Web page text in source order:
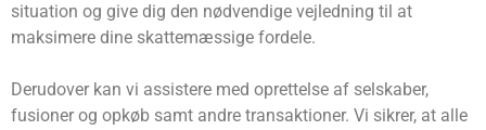
situation og give dig den nødvendige vejledning til at
maksimere dine skattemæssige fordele.
Derudover kan vi assistere med oprettelse af selskaber,
fusioner og opkøb samt andre transaktioner. Vi sikrer, at alle